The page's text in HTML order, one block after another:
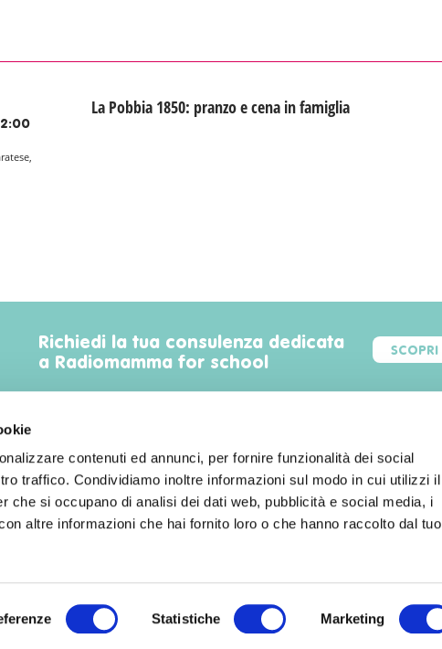
contenuti ed annunci, per fornire funzionalità dei social
traffico. Condividiamo inoltre informazioni sul modo in cui utilizzi il
che si occupano di analisi dei dati web, pubblicità e social media, i
altre informazioni che hai fornito loro o che hanno raccolto dal tuo
Statistiche Marketing
La Pobbia 1850: pranzo e cena in famiglia
Richiedi la tua consulenza dedicata
a Radiomamma for school
SCOPRI
Trova luoghi, servizi, sconti, eventi
familyfriendly a Milano!